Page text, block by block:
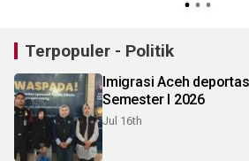
Terpopuler - Politik
Imigrasi Aceh
Semester I 2026
Jul 16th